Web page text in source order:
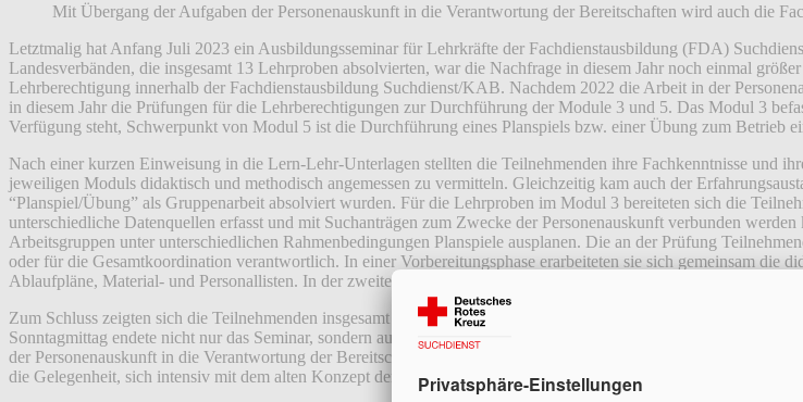
Mit Übergang der Aufgaben der Personenauskunft in die Verantwortung der Bereitschaften wird auch die
Letztmalig hat Anfang Juli 2023 ein Ausbildungsseminar für Lehrkräfte der Fachdienstausbildung (FDA)
Landesverbänden, die insgesamt 13 Lehrproben absolvierten, war die Nachfrage in diesem Jahr noch einmal
Lehrberechtigung innerhalb der Fachdienstausbildung Suchdienst/KAB. Nachdem 2022 die Arbeit in der
in diesem Jahr die Prüfungen für die Lehrberechtigungen zur Durchführung der Module 3 und 5. Das Modul 3
Verfügung steht, Schwerpunkt von Modul 5 ist die Durchführung eines Planspiels bzw. einer Übung zum Betrieb
Nach einer kurzen Einweisung in die Lern-Lehr-Unterlagen stellten die Teilnehmenden ihre Fachkenntnisse und
jeweiligen Moduls didaktisch und methodisch angemessen zu vermitteln. Gleichzeitig kam auch der
“Planspiel/Übung” als Gruppenarbeit absolviert wurden. Für die Lehrproben im Modul 3 bereiteten sich die
unterschiedliche Datenquellen erfasst und mit Suchanträgen zum Zwecke der Personenauskunft verbunden
Arbeitsgruppen unter unterschiedlichen Rahmenbedingungen Planspiele ausplanen. Die an der Prüfung
oder für die Gesamtkoordination verantwortlich. In einer Vorbereitungsphase erarbeiteten sie sich gemeinsam
Ablaufpläne, Material- und Personallisten. In der zweiten Phase am Sonntagvormittag präsentierten sie dann die
Zum Schluss zeigten sich die Teilnehmenden insgesamt sehr zufrieden mit dem Seminar und insbesondere mit
Sonntagmittag endete nicht nur das Seminar, sondern auch die Ausbildung von Lehrkräften für die
der Personenauskunft in die Verantwortung der Bereitschaften wird auch die Fachdienstausbildung zukünftig auf
die Gelegenheit, sich intensiv mit dem alten Konzept der Module auseinanderzusetzen, um mit diesem